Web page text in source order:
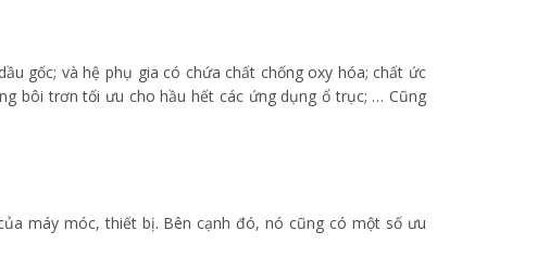
gốc; và hệ phụ gia có chứa chất chống oxy hóa; chất ức
bôi trơn tối ưu cho hầu hết các ứng dụng ổ trục; … Cũng
máy móc, thiết bị. Bên cạnh đó, nó cũng có một số ưu